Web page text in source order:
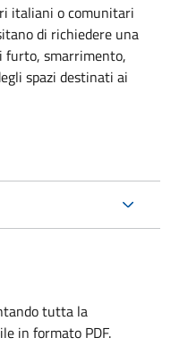
italiani o comunitari
di richiedere una
furto, smarrimento,
spazi destinati ai
tutta la
in formato PDF.